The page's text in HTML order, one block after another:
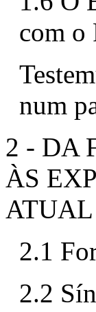
com o
num
2 - DA
ÀS
ATUAL
2.1
2.2